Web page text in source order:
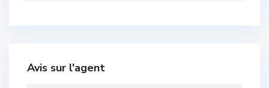
Avis sur l'agent